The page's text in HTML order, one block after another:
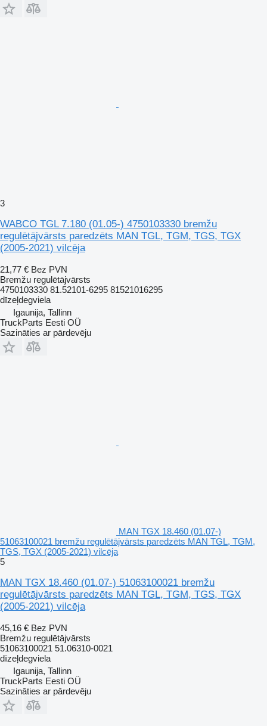
3
WABCO TGL 7.180 (01.05-) 4750103330 bremžu
regulētājvārsts paredzēts MAN TGL, TGM, TGS, TGX
(2005-2021) vilcēja
21,77 € Bez PVN
Bremžu regulētājvārsts
4750103330 81.52101-6295 81521016295
dīzeļdegviela
Igaunija, Tallinn
TruckParts Eesti OÜ
Sazināties ar pārdevēju
MAN TGX 18.460 (01.07-)
51063100021 bremžu regulētājvārsts paredzēts MAN TGL, TGM,
TGS, TGX (2005-2021) vilcēja
5
MAN TGX 18.460 (01.07-) 51063100021 bremžu
regulētājvārsts paredzēts MAN TGL, TGM, TGS, TGX
(2005-2021) vilcēja
45,16 € Bez PVN
Bremžu regulētājvārsts
51063100021 51.06310-0021
dīzeļdegviela
Igaunija, Tallinn
TruckParts Eesti OÜ
Sazināties ar pārdevēju